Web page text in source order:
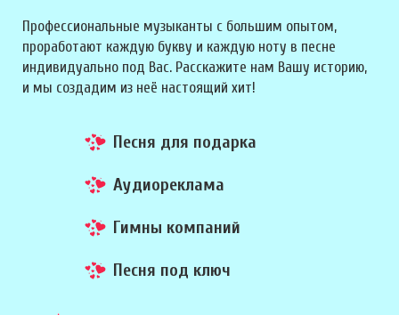
Профессиональные музыканты с большим опытом,
проработают каждую букву и каждую ноту в песне
индивидуально под Вас. Расскажите нам Вашу историю,
и мы создадим из неё настоящий хит!
Песня для подарка
Аудиореклама
Гимны компаний
Песня под ключ